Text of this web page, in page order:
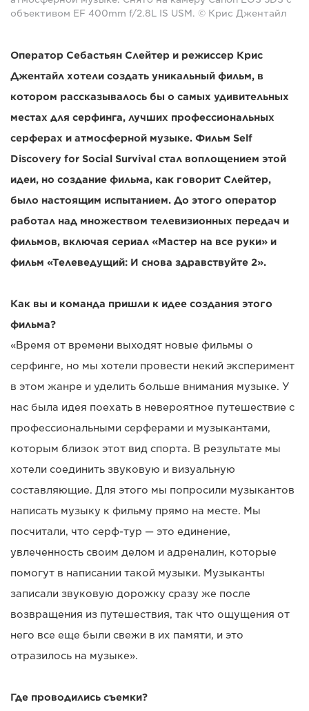
объективом EF 400mm f/2.8L IS USM. © Крис Джентайл
Оператор Себастьян Слейтер и режиссер Крис
Джентайл хотели создать уникальный фильм, в
котором рассказывалось бы о самых удивительных
местах для серфинга, лучших профессиональных
серферах и атмосферной музыке. Фильм Self
Discovery for Social Survival стал воплощением этой
идеи, но создание фильма, как говорит Слейтер,
было настоящим испытанием. До этого оператор
работал над множеством телевизионных передач и
фильмов, включая сериал «Мастер на все руки» и
фильм «Телеведущий: И снова здравствуйте 2».
Как вы и команда пришли к идее создания этого
фильма?
«Время от времени выходят новые фильмы о
серфинге, но мы хотели провести некий эксперимент
в этом жанре и уделить больше внимания музыке. У
нас была идея поехать в невероятное путешествие с
профессиональными серферами и музыкантами,
которым близок этот вид спорта. В результате мы
хотели соединить звуковую и визуальную
составляющие. Для этого мы попросили музыкантов
написать музыку к фильму прямо на месте. Мы
посчитали, что серф-тур — это единение,
увлеченность своим делом и адреналин, которые
помогут в написании такой музыки. Музыканты
записали звуковую дорожку сразу же после
возвращения из путешествия, так что ощущения от
него все еще были свежи в их памяти, и это
отразилось на музыке».
Где проводились съемки?